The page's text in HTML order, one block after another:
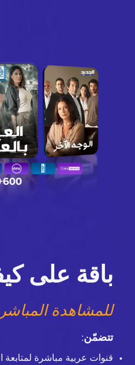
باقة على
للمشاهدة
تتضمّن:
قنوات عربية مباشرة لمتابعة